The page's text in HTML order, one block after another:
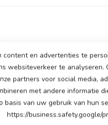
content en advertenties te
websiteverkeer te
partners voor social media,
met andere informatie
basis van uw gebruik van hun
https://business.safety.google/